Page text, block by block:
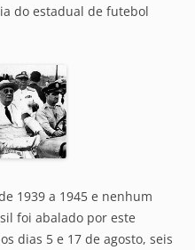
do estadual de futebol
1939 a 1945 e nenhum
foi abalado por este
dias 5 e 17 de agosto, seis